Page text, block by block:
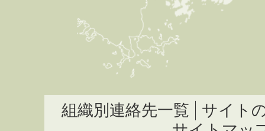
組織別連絡先一覧
サイト